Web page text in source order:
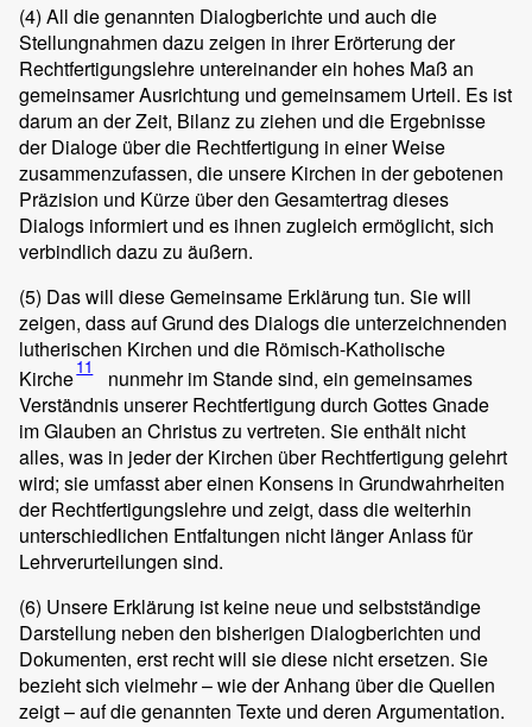
(4) All die genannten Dialogberichte und auch die
Stellungnahmen dazu zeigen in ihrer Erörterung der
Rechtfertigungslehre untereinander ein hohes Maß an
gemeinsamer Ausrichtung und gemeinsamem Urteil. Es ist
darum an der Zeit, Bilanz zu ziehen und die Ergebnisse
der Dialoge über die Rechtfertigung in einer Weise
zusammenzufassen, die unsere Kirchen in der gebotenen
Präzision und Kürze über den Gesamtertrag dieses
Dialogs informiert und es ihnen zugleich ermöglicht, sich
verbindlich dazu zu äußern.
(5) Das will diese Gemeinsame Erklärung tun. Sie will
zeigen, dass auf Grund des Dialogs die unterzeichnenden
lutherischen Kirchen und die Römisch-Katholische
Kirche11
nunmehr im Stande sind, ein gemeinsames
Verständnis unserer Rechtfertigung durch Gottes Gnade
im Glauben an Christus zu vertreten. Sie enthält nicht
alles, was in jeder der Kirchen über Rechtfertigung gelehrt
wird; sie umfasst aber einen Konsens in Grundwahrheiten
der Rechtfertigungslehre und zeigt, dass die weiterhin
unterschiedlichen Entfaltungen nicht länger Anlass für
Lehrverurteilungen sind.
(6) Unsere Erklärung ist keine neue und selbstständige
Darstellung neben den bisherigen Dialogberichten und
Dokumenten, erst recht will sie diese nicht ersetzen. Sie
bezieht sich vielmehr – wie der Anhang über die Quellen
zeigt – auf die genannten Texte und deren Argumentation.